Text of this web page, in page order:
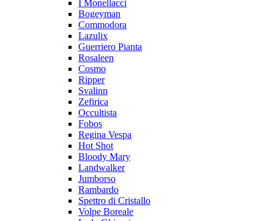
I Monellacci
Bogeyman
Commodora
Lazulix
Guerriero Pianta
Rosaleen
Cosmo
Ripper
Svalinn
Zefirica
Occultista
Fobos
Regina Vespa
Hot Shot
Bloody Mary
Landwalker
Jumborso
Rambardo
Spettro di Cristallo
Volpe Boreale